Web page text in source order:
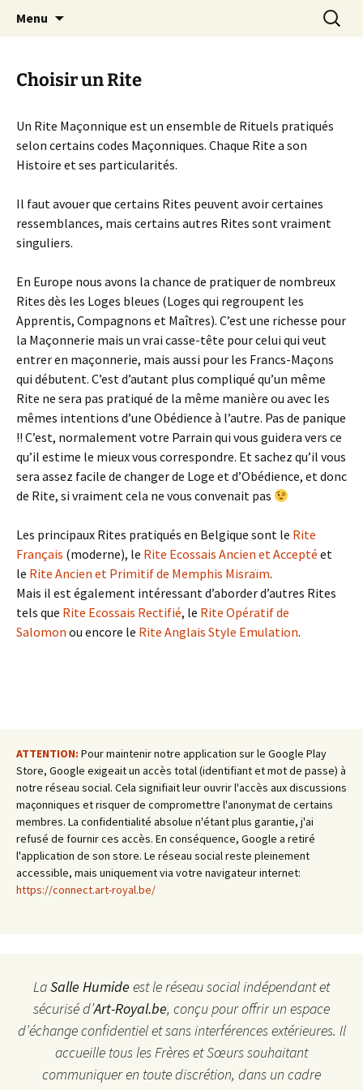
Communaité maçonnique discrète et
bienveillante
Menu
Choisir un Rite
Un Rite Maçonnique est un ensemble de Rituels pratiqués
selon certains codes Maçonniques. Chaque Rite a son
Histoire et ses particularités.
Il faut avouer que certains Rites peuvent avoir certaines
ressemblances, mais certains autres Rites sont vraiment
singuliers.
En Europe nous avons la chance de pratiquer de nombreux
Rites dès les Loges bleues (Loges qui regroupent les
Apprentis, Compagnons et Maîtres). C’est une richesse pour
la Maçonnerie mais un vrai casse-tête pour celui qui veut
entrer en maçonnerie, mais aussi pour les Francs-Maçons
qui débutent. C’est d’autant plus compliqué qu’un même
Rite ne sera pas pratiqué de la même manière ou avec les
mêmes intentions d’une Obédience à l’autre. Pas de panique
!! C’est, normalement votre Parrain qui vous guidera vers ce
qu’il estime le mieux vous correspondre. Et sachez qu’il vous
sera assez facile de changer de Loge et d’Obédience, et donc
de Rite, si vraiment cela ne vous convenait pas
Les principaux Rites pratiqués en Belgique sont le Rite
Français (moderne), le Rite Ecossais Ancien et Accepté et
le Rite Ancien et Primitif de Memphis Misraïm.
Mais il est également intéressant d’aborder d’autres Rites
tels que Rite Ecossais Rectifié, le Rite Opératif de
Salomon ou encore le Rite Anglais Style Emulation.
ATTENTION: Pour maintenir notre application sur le Google Play
Store, Google exigeait un accès total (identifiant et mot de passe) à
notre réseau social. Cela signifiait leur ouvrir l'accès aux discussions
maçonniques et risquer de compromettre l'anonymat de certains
membres. La confidentialité absolue n'étant plus garantie, j'ai
refusé de fournir ces accès. En conséquence, Google a retiré
l'application de son store. Le réseau social reste pleinement
accessible, mais uniquement via votre navigateur internet:
https://connect.art-royal.be/
LaSalle Humide est le réseau social indépendant et
sécurisé d’Art-Royal.be, conçu pour offrir un espace
d’échange confidentiel et sans interférences extérieures. Il
accueille tous les Frères et Sœurs souhaitant
communiquer en toute discrétion, dans un cadre